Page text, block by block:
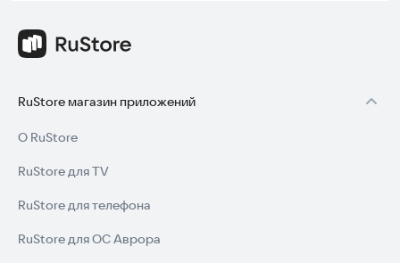
RuStore магазин приложений
О RuStore
RuStore для TV
RuStore для телефона
RuStore для ОС Аврора